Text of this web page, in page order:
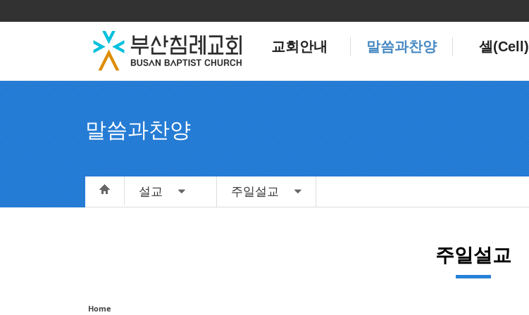
교회안내 말씀과찬양 셀(Cell)
말씀과찬양
설교 주일설교
주일설교
Home
Sketchbook5, 스케치북5
Sketchbook5, 스케치북5
Sketchbook5, 스케치북5
Sketchbook5, 스케치북5